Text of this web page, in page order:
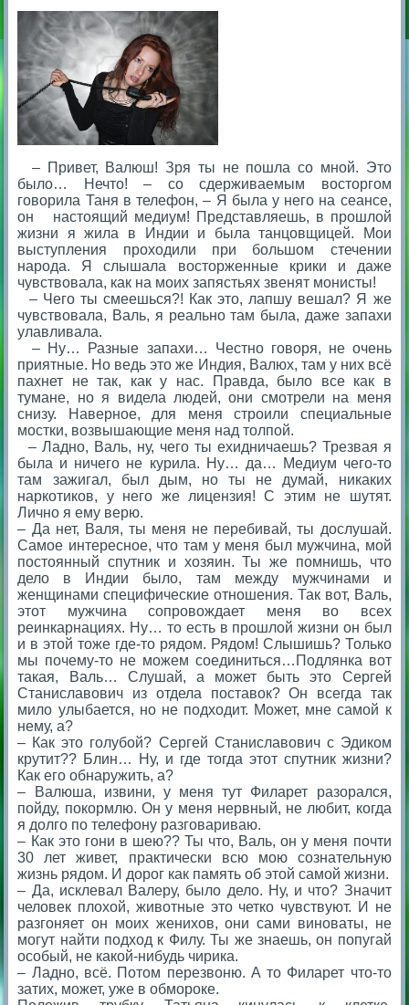
– Привет, Валюш! Зря ты не пошла со мной. Это
было… Нечто! – со сдерживаемым восторгом
говорила Таня в телефон, – Я была у него на сеансе,
он настоящий медиум! Представляешь, в прошлой
жизни я жила в Индии и была танцовщицей. Мои
выступления проходили при большом стечении
народа. Я слышала восторженные крики и даже
чувствовала, как на моих запястьях звенят монисты!
– Чего ты смеешься?! Как это, лапшу вешал? Я же
чувствовала, Валь, я реально там была, даже запахи
улавливала.
– Ну… Разные запахи… Честно говоря, не очень
приятные. Но ведь это же Индия, Валюх, там у них всё
пахнет не так, как у нас. Правда, было все как в
тумане, но я видела людей, они смотрели на меня
снизу. Наверное, для меня строили специальные
мостки, возвышающие меня над толпой.
– Ладно, Валь, ну, чего ты ехидничаешь? Трезвая я
была и ничего не курила. Ну… да… Медиум чего-то
там зажигал, был дым, но ты не думай, никаких
наркотиков, у него же лицензия! С этим не шутят.
Лично я ему верю.
– Да нет, Валя, ты меня не перебивай, ты дослушай.
Самое интересное, что там у меня был мужчина, мой
постоянный спутник и хозяин. Ты же помнишь, что
дело в Индии было, там между мужчинами и
женщинами специфические отношения. Так вот, Валь,
этот мужчина сопровождает меня во всех
реинкарнациях. Ну… то есть в прошлой жизни он был
и в этой тоже где-то рядом. Рядом! Слышишь? Только
мы почему-то не можем соединиться…Подлянка вот
такая, Валь… Слушай, а может быть это Сергей
Станиславович из отдела поставок? Он всегда так
мило улыбается, но не подходит. Может, мне самой к
нему, а?
– Как это голубой? Сергей Станиславович с Эдиком
крутит?? Блин… Ну, и где тогда этот спутник жизни?
Как его обнаружить, а?
– Валюша, извини, у меня тут Филарет разорался,
пойду, покормлю. Он у меня нервный, не любит, когда
я долго по телефону разговариваю.
– Как это гони в шею?? Ты что, Валь, он у меня почти
30 лет живет, практически всю мою сознательную
жизнь рядом. И дорог как память об этой самой жизни.
– Да, исклевал Валеру, было дело. Ну, и что? Значит
человек плохой, животные это четко чувствуют. И не
разгоняет он моих женихов, они сами виноваты, не
могут найти подход к Филу. Ты же знаешь, он попугай
особый, не какой-нибудь чирика.
– Ладно, всё. Потом перезвоню. А то Филарет что-то
затих, может, уже в обмороке.